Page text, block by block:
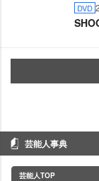
DVD
芸能人事典
芸能人TOP